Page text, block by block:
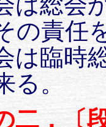
の責任
は臨時
る。
二．〔